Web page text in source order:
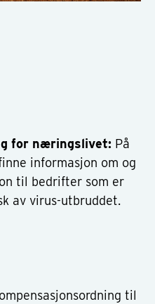
for næringslivet: På
informasjon om og
til bedrifter som er
av virus-utbruddet.
til